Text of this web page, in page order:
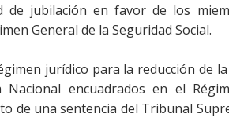
de jubilación en favor de los
General de la Seguridad Social.
jurídico para la reducción de
encuadrados en el
de una sentencia del Tribunal